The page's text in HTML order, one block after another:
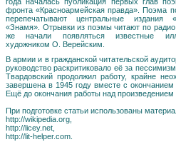
фронта «Красноармейская правда». Поэма
перепечатывают центральные издания
«Знамя». Отрывки из поэмы читают по
же начали появляться известные
художником О. Верейским.
В армии и в гражданской читательской
руководство раскритиковало её за
Твардовский продолжил работу, крайне
завершена в 1945 году вместе с
Ещё до окончания работы над
При подготовке статьи использованы
http://wikipedia.org,
http://licey.net,
http://lit-helper.com.